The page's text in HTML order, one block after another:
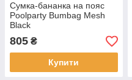
Сумка-бананка на пояс
Poolparty Bumbag Mesh
Black
805 ₴
Купити